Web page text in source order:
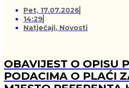
medijskih usluga)
Pet, 17.07.2026
14:29
Natječaji, Novosti
OBAVIJEST O OPISU
PODACIMA O PLAĆI